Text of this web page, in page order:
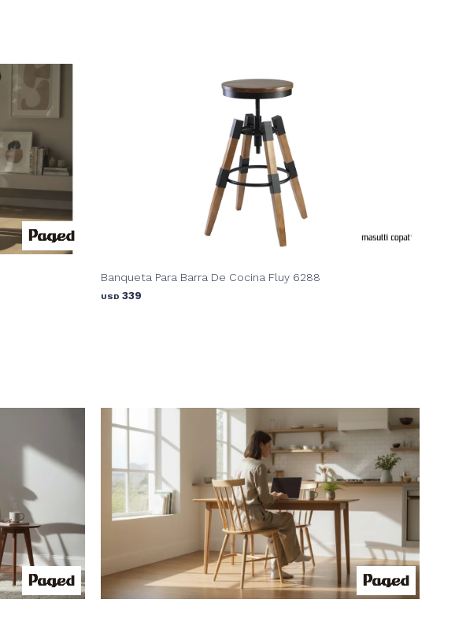
Banqueta Para Barra De Cocina Fluy 6288
USD 339